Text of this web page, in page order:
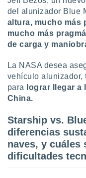
del alunizador Blue
altura, mucho más
mucho más
de carga y
La NASA desea
vehículo alunizador,
para
lograr llegar a
China.
Starship vs.
diferencias
naves, y cuáles
dificultades